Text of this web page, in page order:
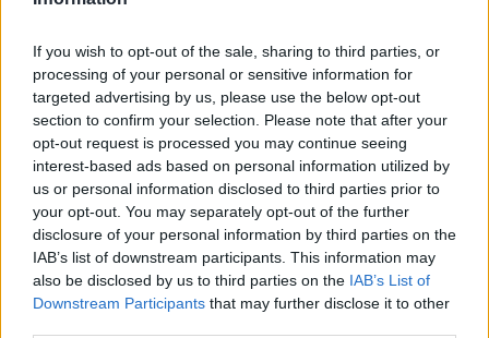
If you wish to opt-out of the sale, sharing to third parties, or
processing of your personal or sensitive information for
targeted advertising by us, please use the below opt-out
section to confirm your selection. Please note that after your
opt-out request is processed you may continue seeing
interest-based ads based on personal information utilized by
us or personal information disclosed to third parties prior to
your opt-out. You may separately opt-out of the further
disclosure of your personal information by third parties on the
IAB’s list of downstream participants. This information may
also be disclosed by us to third parties on the IAB’s List of
Downstream Participants that may further disclose it to other